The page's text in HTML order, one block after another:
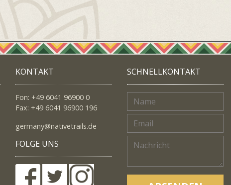
KONTAKT
Fon: +49 6041 96900 0
Fax: +49 6041 96900 196
germany@nativetrails.de
FOLGE UNS
SCHNELLKONTAKT